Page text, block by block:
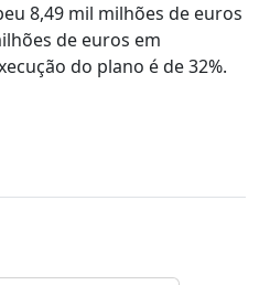
8,49 mil milhões de euros
de euros em
do plano é de 32%.